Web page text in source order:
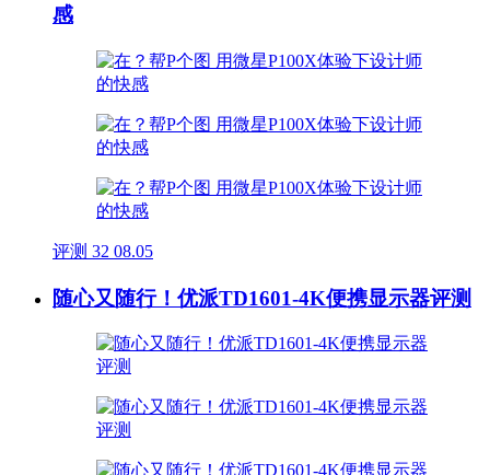
感
评测 32 08.05
随心又随行！优派TD1601-4K便携显示器评测